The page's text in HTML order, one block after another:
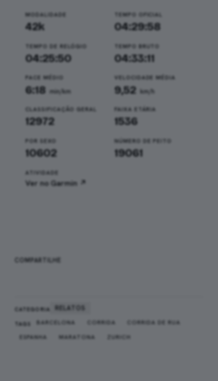
MODALIDADE
42k
TEMPO OFICIAL
04:29:58
TEMPO DE RELÓGIO
04:25:50
TEMPO BRUTO
04:33:11
PACE MÉDIO
6:18 min/km
VELOCIDADE MÉDIA
9,52 km/h
CLASSIFICAÇÃO GERAL
12972
FAIXA ETÁRIA
1536
POR SEXO
10602
NÚMERO DE PEITO
19061
ATIVIDADE
Ver no Garmin ↗
COMPARTILHE
CATEGORIA RELATOS
TAGS BARCELONA CORRIDA
CORRIDA DE RUA
ESPANHA
MARATONA ZURICH